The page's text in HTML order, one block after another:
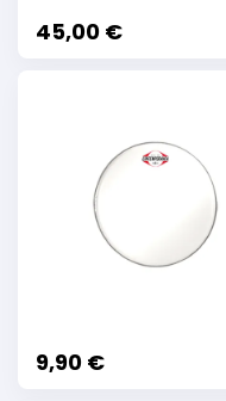
45,00 €
9,90 €